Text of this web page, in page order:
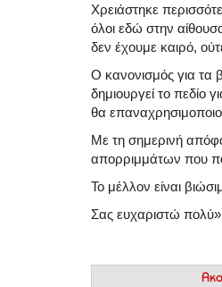
Χρειάστηκε
όλοι εδώ στην
δεν έχουμε καιρό,
Ο κανονισμός για τα
δημιουργεί το πεδίο
θα
Με τη σημερινή
απορριμμάτων που
Το μέλλον είναι
Σας ευχαριστώ